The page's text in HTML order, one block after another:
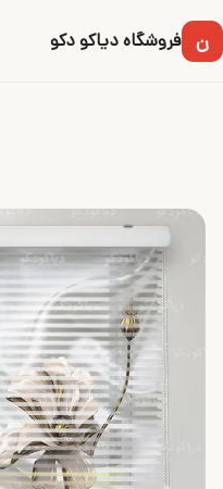
ن فروشگاه دیاکو دکو